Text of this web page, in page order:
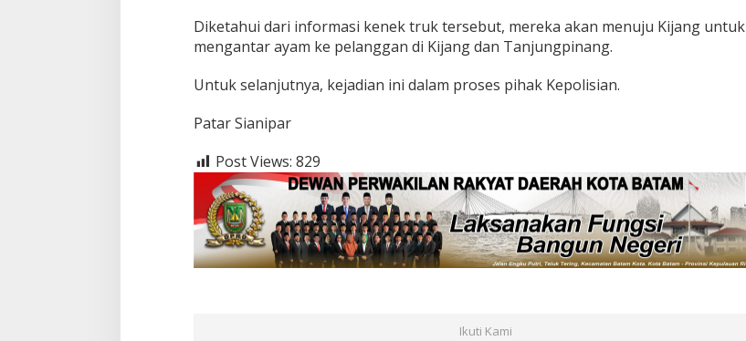
Diketahui dari informasi kenek truk tersebut, mereka akan menuju Kijang untuk
mengantar ayam ke pelanggan di Kijang dan Tanjungpinang.
Untuk selanjutnya, kejadian ini dalam proses pihak Kepolisian.
Patar Sianipar
Post Views: 829
Ikuti Kami